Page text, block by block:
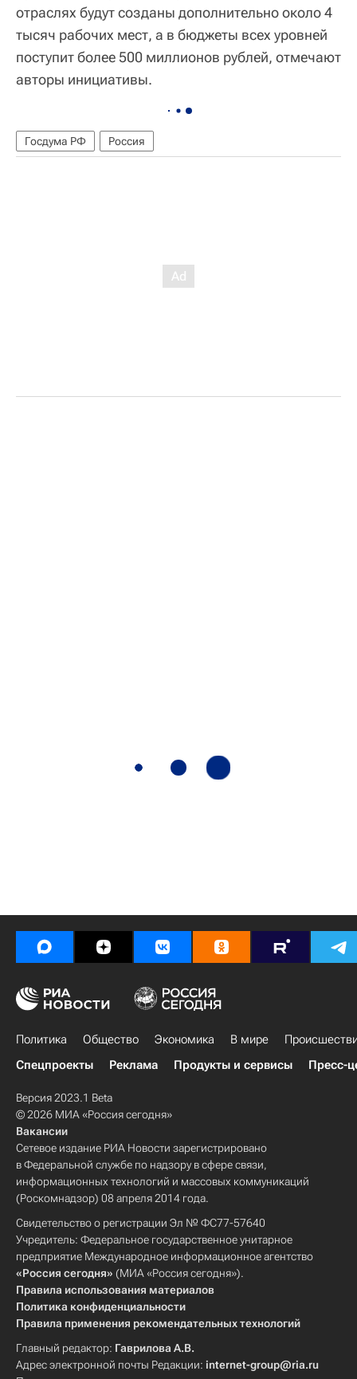
отраслях будут созданы дополнительно около 4
тысяч рабочих мест, а в бюджеты всех уровней
поступит более 500 миллионов рублей, отмечают
авторы инициативы.
Госдума РФ Россия
Политика Общество Экономика В мире
Спецпроекты
Реклама Продукты и сервисы Пресс-
Версия 2023.1 Beta
© 2026 МИА «Россия сегодня»
Вакансии
Сетевое издание РИА Новости зарегистрировано
в Федеральной службе по надзору в сфере связи,
информационных технологий и массовых коммуникаций
(Роскомнадзор) 08 апреля 2014 года.
Свидетельство о регистрации Эл № ФС77-57640
Учредитель: Федеральное государственное унитарное
предприятие Международное информационное агентство
«Россия сегодня» (МИА «Россия сегодня»).
Правила использования материалов
Политика конфиденциальности
Правила применения рекомендательных технологий
Главный редактор: Гаврилова А.В.
Адрес электронной почты Редакции: internet-group@ria.ru